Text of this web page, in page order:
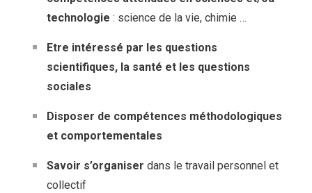
technologie : science de la vie, chimie …
Etre intéressé par les questions
scientifiques, la santé et les questions
sociales
Disposer de compétences méthodologiques
et comportementales
Savoir s’organiser dans le travail personnel et
collectif